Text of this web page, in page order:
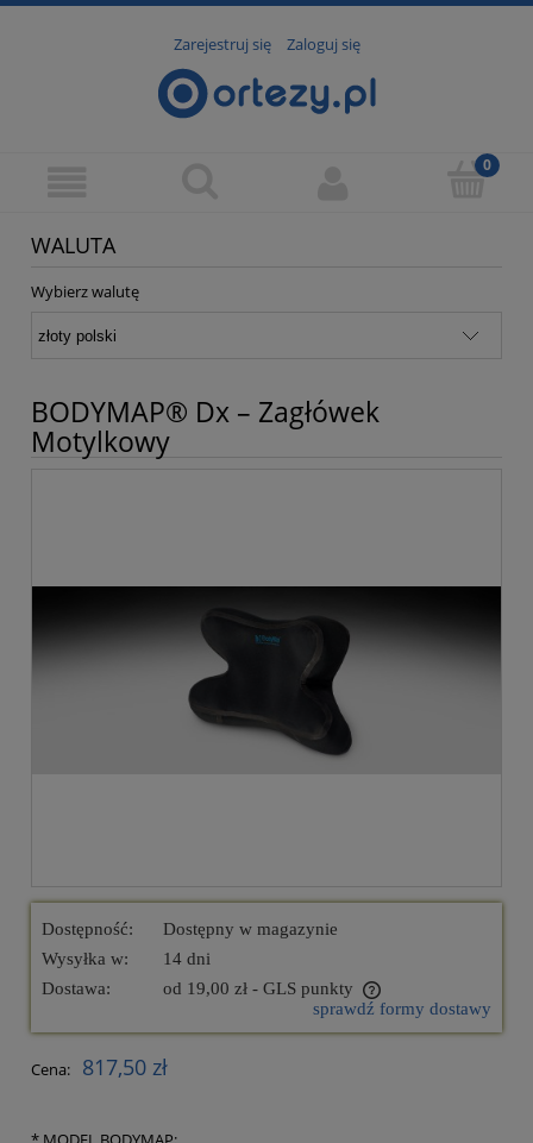
Zarejestruj się Zaloguj się
WALUTA
Wybierz walutę
BODYMAP® Dx – Zagłówek
Motylkowy
Dostępność:
Dostępny w magazynie
Wysyłka w:
14 dni
Dostawa:
od 19,00 zł - GLS punkty
Cena nie zawiera ewentualnych kosztów płatnościsprawdź formy dostawy
Cena: 817,50 zł